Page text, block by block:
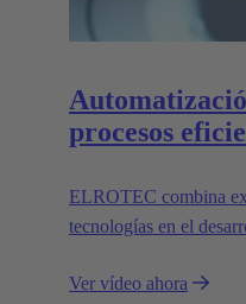
procesos
ELROTEC combina
tecnologías en el
Ver vídeo ahora